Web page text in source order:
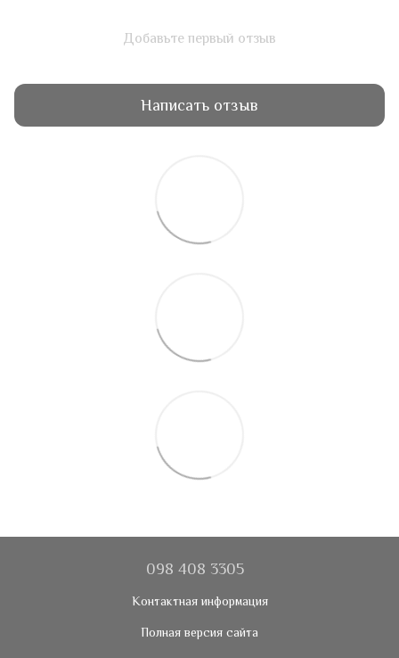
Добавьте первый отзыв
Написать отзыв
098 408 3305
Контактная информация
Полная версия сайта